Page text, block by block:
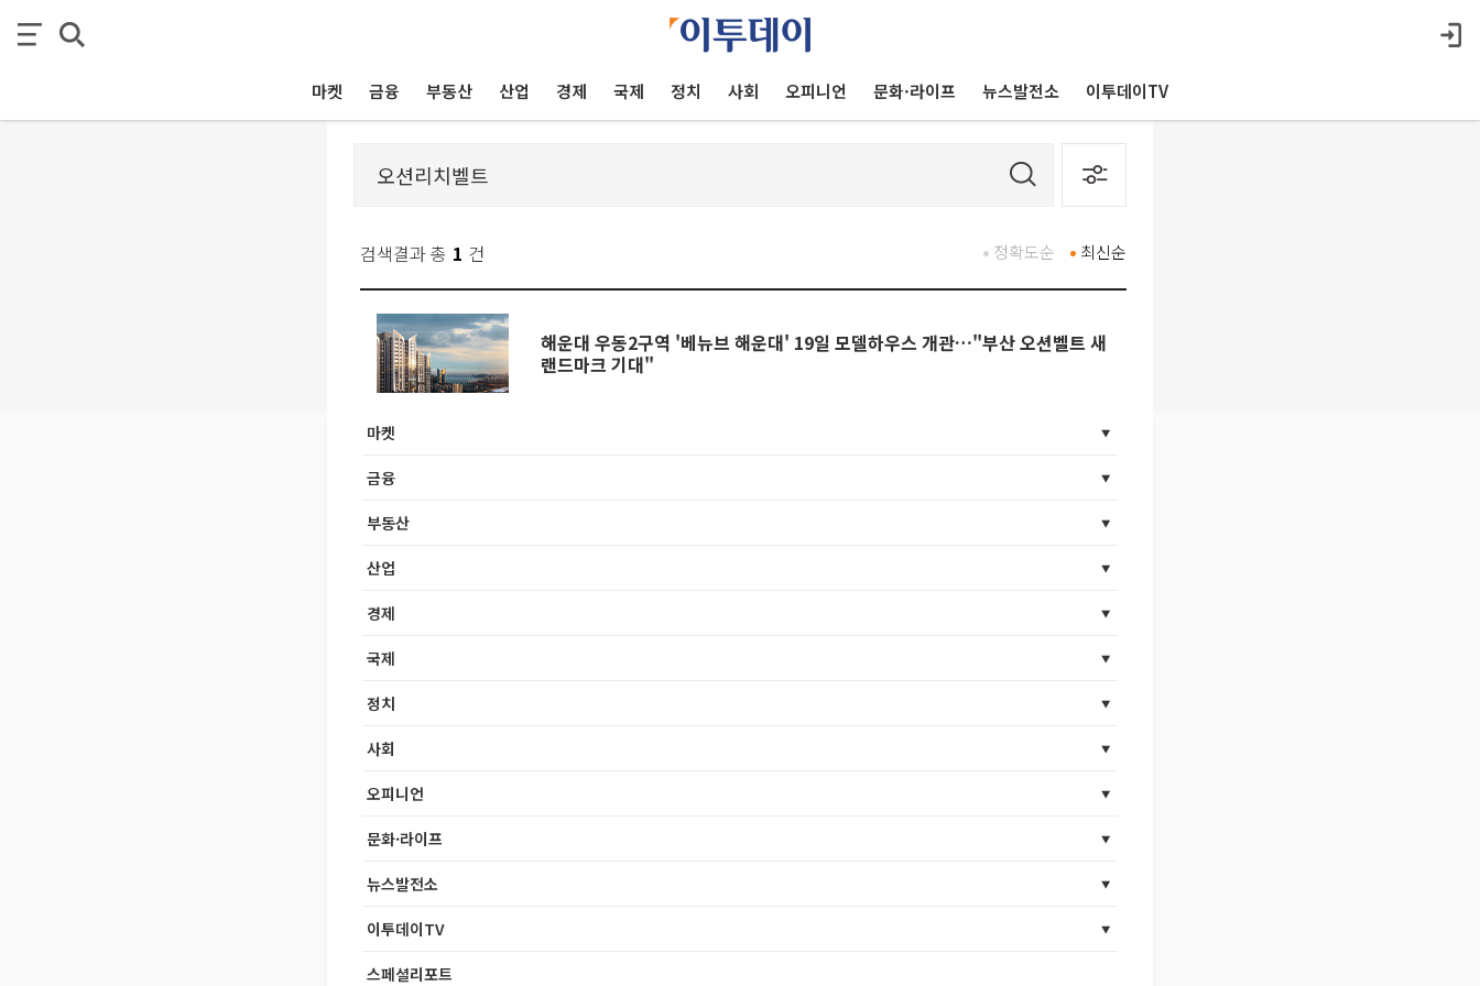
마켓 금융 부동산 산업 경제 국제 정치 사회 오피니언 문화·라이프 뉴스발전소 이투데이TV
검색결과 총 1 건 최신순
정확도순
해운대 우동2구역 '베뉴브 해운대' 19일 모델하우스 개관…"부산 오션벨트 새
랜드마크 기대"
마켓
금융
부동산
산업
경제
국제
정치
사회
오피니언
문화·라이프
뉴스발전소
이투데이TV
스페셜리포트